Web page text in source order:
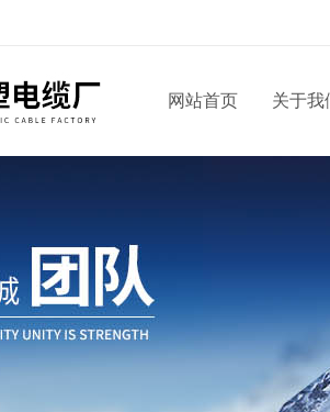
网站首页 关于我